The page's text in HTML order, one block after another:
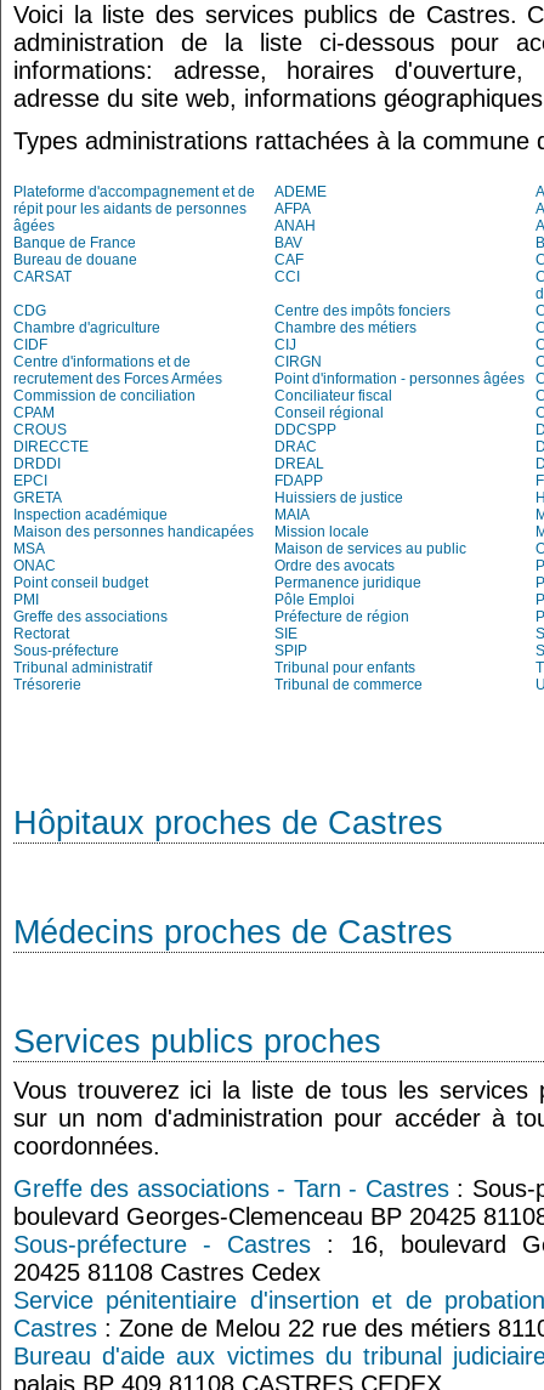
Voici la liste des services publics de Castres.
administration de la liste ci-dessous pour
informations: adresse, horaires
adresse du site web, informations
Types administrations rattachées à la commune
Plateforme d'accompagnement et de
répit pour les aidants de personnes
âgées
ADEME
AFPA
ANAH
Banque de France
BAV
Bureau de douane
CAF
CARSAT
CCI
CDG
Centre des impôts fonciers
Chambre d'agriculture
Chambre des métiers
CIDF
CIJ
Centre d'informations et de
recrutement des Forces Armées
CIRGN
Point d'information - personnes âgées
Commission de conciliation
Conciliateur fiscal
CPAM
Conseil régional
CROUS
DDCSPP
DIRECCTE
DRAC
DRDDI
DREAL
EPCI
FDAPP
GRETA
Huissiers de justice
Inspection académique
MAIA
Maison des personnes handicapées
Mission locale
MSA
Maison de services au public
ONAC
Ordre des avocats
Point conseil budget
Permanence juridique
PMI
Pôle Emploi
Greffe des associations
Préfecture de région
Rectorat
SIE
Sous-préfecture
SPIP
Tribunal administratif
Tribunal pour enfants
Trésorerie
Tribunal de commerce
Hôpitaux proches de Castres
Médecins proches de Castres
Services publics proches
Vous trouverez ici la liste de tous les services
sur un nom d'administration pour accéder à
coordonnées.
Greffe des associations - Tarn - Castres: Sous-
boulevard Georges-Clemenceau BP 20425
Sous-préfecture - Castres : 16, boulevard
20425 81108 Castres Cedex
Service pénitentiaire d'insertion et de
Castres : Zone de Melou 22 rue des métiers
Bureau d'aide aux victimes du tribunal
palais BP 409 81108 CASTRES CEDEX